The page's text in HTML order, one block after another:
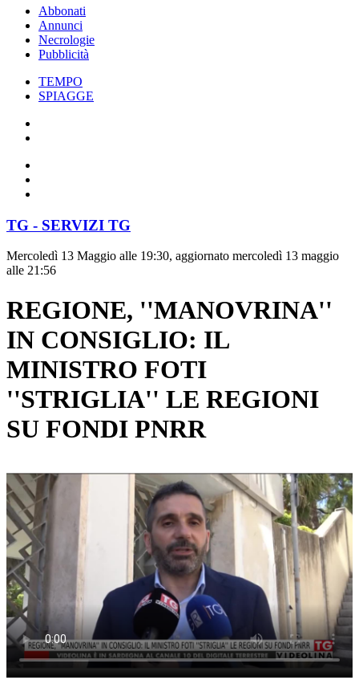
Abbonati
Annunci
Necrologie
Pubblicità
TEMPO
SPIAGGE
TG - SERVIZI TG
Mercoledì 13 Maggio alle 19:30, aggiornato mercoledì 13 maggio
alle 21:56
REGIONE, ''MANOVRINA''
IN CONSIGLIO: IL
MINISTRO FOTI
''STRIGLIA'' LE REGIONI
SU FONDI PNRR